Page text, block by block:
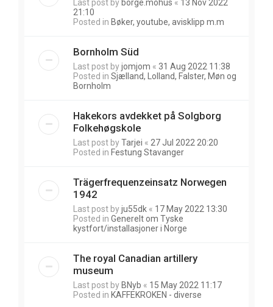
Last post by borge.mohus « 13 Nov 2022
21:10
Posted in Bøker, youtube, avisklipp m.m
Bornholm Süd
Last post byjomjom « 31 Aug 2022 11:38
Posted in Sjælland, Lolland, Falster, Møn og
Bornholm
Hakekors avdekket på Solgborg
Folkehøgskole
Last post byTarjei « 27 Jul 2022 20:20
Posted in Festung Stavanger
Trägerfrequenzeinsatz Norwegen
1942
Last post byju55dk « 17 May 2022 13:30
Posted in Generelt om Tyske
kystfort/installasjoner i Norge
The royal Canadian artillery
museum
Last post by BNyb « 15 May 2022 11:17
Posted in KAFFEKROKEN - diverse